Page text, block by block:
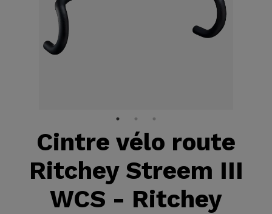
Cintre vélo route
Ritchey Streem III
WCS - Ritchey